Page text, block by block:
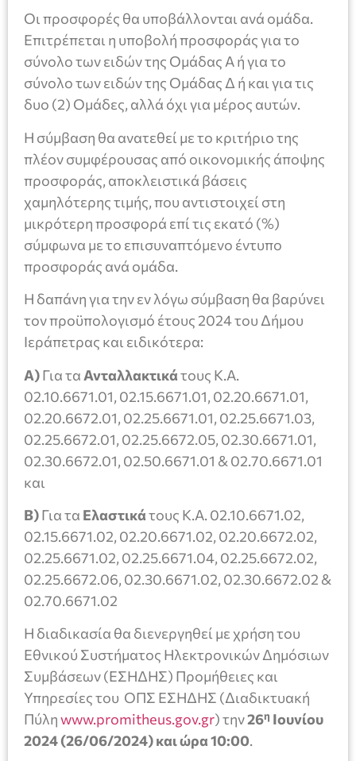
Οι προσφορές θα υποβάλλονται ανά ομάδα.
Επιτρέπεται η υποβολή προσφοράς για το
σύνολο των ειδών της Ομάδας Α ή για το
σύνολο των ειδών της Ομάδας Δ ή και για τις
δυο (2) Ομάδες, αλλά όχι για μέρος αυτών.
Η σύμβαση θα ανατεθεί με το κριτήριο της
πλέον συμφέρουσας από οικονομικής άποψης
προσφοράς, αποκλειστικά βάσεις
χαμηλότερης τιμής, που αντιστοιχεί στη
μικρότερη προσφορά επί τις εκατό (%)
σύμφωνα με το επισυναπτόμενο έντυπο
προσφοράς ανά ομάδα.
Η δαπάνη για την εν λόγω σύμβαση θα βαρύνει
τον προϋπολογισμό έτους 2024 του Δήμου
Ιεράπετρας και ειδικότερα:
Α)Για τα Ανταλλακτικάτους Κ.Α.
02.10.6671.01, 02.15.6671.01, 02.20.6671.01,
02.20.6672.01, 02.25.6671.01, 02.25.6671.03,
02.25.6672.01, 02.25.6672.05, 02.30.6671.01,
02.30.6672.01, 02.50.6671.01 & 02.70.6671.01
και
Β)Για τα Ελαστικάτους Κ.Α. 02.10.6671.02,
02.15.6671.02, 02.20.6671.02, 02.20.6672.02,
02.25.6671.02, 02.25.6671.04, 02.25.6672.02,
02.25.6672.06, 02.30.6671.02, 02.30.6672.02 &
02.70.6671.02
Η διαδικασία θα διενεργηθεί με χρήση του
Εθνικού Συστήματος Ηλεκτρονικών Δημόσιων
Συμβάσεων (ΕΣΗΔΗΣ) Προμήθειες και
Υπηρεσίες του ΟΠΣ ΕΣΗΔΗΣ (Διαδικτυακή
Πύληwww.promitheus.gov.gr) την26η Ιουνίου
2024 (26/06/2024) και ώρα 10:00.